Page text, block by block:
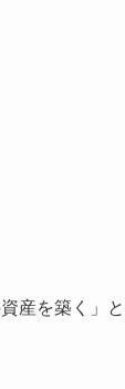
産を築く」と